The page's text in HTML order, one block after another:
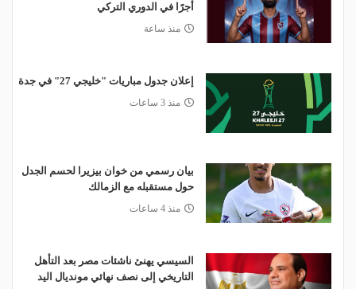
أجرًا في الدوري التركي
منذ ساعة
إعلان جدول مباريات "خليجي 27" في جدة
منذ 3 ساعات
بيان رسمي من خوان بيزيرا لحسم الجدل
حول مستقبله مع الزمالك
منذ 4 ساعات
السيسي يهنئ ناشئات مصر بعد التأهل
التاريخي إلى نصف نهائي مونديال اليد